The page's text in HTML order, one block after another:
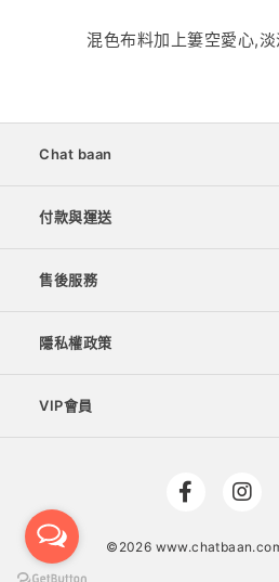
混色布料加上簍空愛心,
Chat baan
付款與運送
售後服務
隱私權政策
VIP會員
©2026